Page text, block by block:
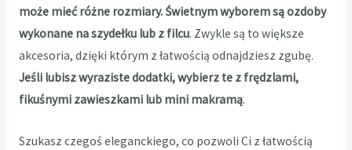
może mieć różne rozmiary. Świetnym wyborem są ozdoby
wykonane na szydełku lub z filcu. Zwykle są to większe
akcesoria, dzięki którym z łatwością odnajdziesz zgubę.
Jeśli lubisz wyraziste dodatki, wybierz te z frędzlami,
fikuśnymi zawieszkami lub mini makramą.
Szukasz czegoś eleganckiego, co pozwoli Ci z łatwością